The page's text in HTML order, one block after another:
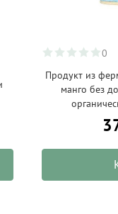
0
Продукт из
манго без